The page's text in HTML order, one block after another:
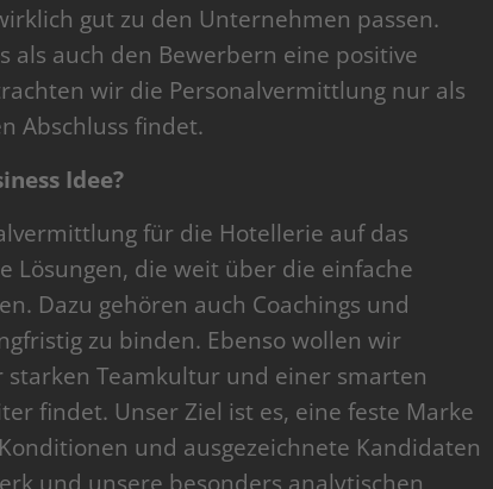
gut zu den Unternehmen passen.
als auch den Bewerbern eine positive
wir die Personalvermittlung nur als
Abschluss findet.
Idee?
für die Hotellerie auf das
Lösungen, die weit über die einfache
Dazu gehören auch Coachings und
zu binden. Ebenso wollen wir
Teamkultur und einer smarten
findet. Unser Ziel ist es, eine feste Marke
und ausgezeichnete Kandidaten